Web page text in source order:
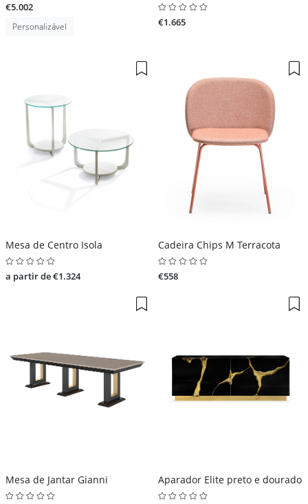
€5.002
Personalizável €1.665
Mesa de Centro Isola
a partir de €1.324
Cadeira Chips M Terracota
€558
Mesa de Jantar Gianni Aparador Elite preto e dourado